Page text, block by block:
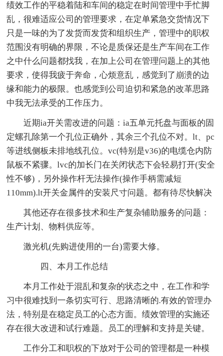
绩效工作的平稳着陆和车间的稳定在时间管理中手忙脚
乱，很难适应公司的管理要求，在定单紧急交货情况下
只是一味的为了发货而发货和组织生产，管理中的职权
范围没有明确的界限，不论是质保还是生产车间在工作
之中什么问题都找我，在加上公司在管理问题上的其他
要求，使得我疲于奔命，心烦意乱，感觉到了崩溃的边
缘和能力的极限。也感觉到公司迫切和紧急的改革思路
中我无法承受的工作压力。
近期ia开关需改进的问题：ia五单元托盘与面板的固
定螺孔除第一个孔位正确外，其余三个孔位不对。lt、pc
等进线侧板未排地线孔位。vc(特别是v36)的电缆仓内防
鼠板不紧骤。lvc的加长门在关闭状态下会轻易打开(安全
性不够)，另外操作杆无法操作(操作手柄需减短
110mm).lt开关金属件的安装尺寸问题。都有待尽快解决
其他还存在很多技术和生产复杂辅助服务的问题：
生产计划、物料供应等。
激光机(先购进使用的一台)需要大修。
四、本月工作总结
本月工作处于混乱和复杂的状态之中，在工作和学
习中很难找到一条切实可行、思路清晰的.有效的管理办
法，特别是在稳定员工的心态方面。绩效管理的实施还
存在很大改进和试行难题。员工的理解和支持是关键。
工作分工和职权的下放对于公司的管理都是一种模